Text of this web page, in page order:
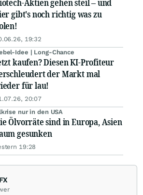
Aktien gehen steil – und
gibt's noch richtig was zu
19:32
Idee | Long-Chance
kaufen? Diesen KI-Profiteur
der Markt mal
für lau!
20:07
nur in den USA
Ölvorräte sind in Europa, Asien
gesunken
19:28